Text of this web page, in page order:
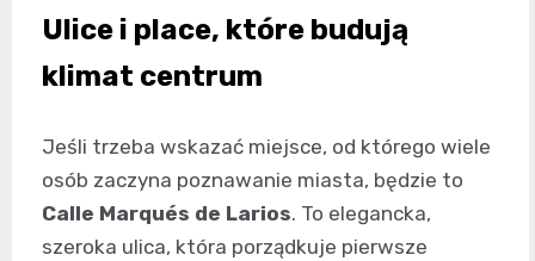
Ulice i place, które budują
klimat centrum
Jeśli trzeba wskazać miejsce, od którego wiele
osób zaczyna poznawanie miasta, będzie to
Calle Marqués de Larios. To elegancka,
szeroka ulica, która porządkuje pierwsze